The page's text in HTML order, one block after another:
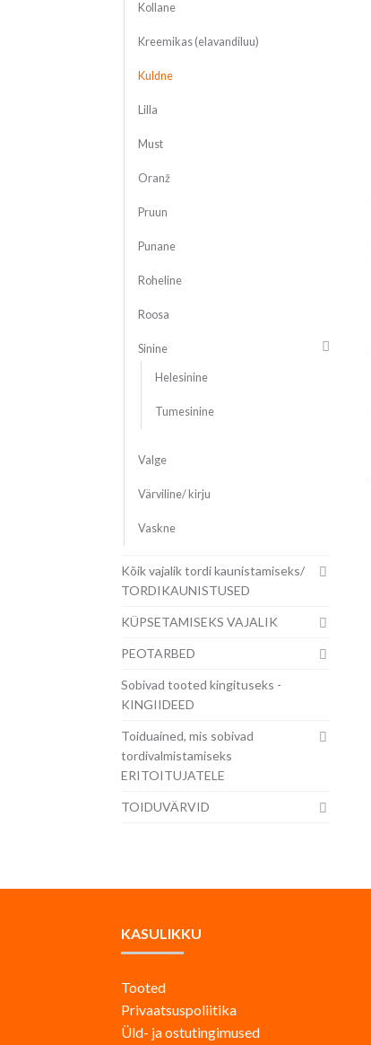
Kollane
Kreemikas (elavandiluu)
Kuldne
Lilla
Must
Oranž
Pruun
Punane
Roheline
Roosa
Sinine
Helesinine
Tumesinine
Valge
Värviline/ kirju
Vaskne
Kõik vajalik tordi kaunistamiseks/
TORDIKAUNISTUSED
KÜPSETAMISEKS VAJALIK
PEOTARBED
Sobivad tooted kingituseks -
KINGIIDEED
Toiduained, mis sobivad
tordivalmistamiseks
ERITOITUJATELE
TOIDUVÄRVID
KASULIKKU
Tooted
Privaatsuspoliitika
Üld- ja ostutingimused